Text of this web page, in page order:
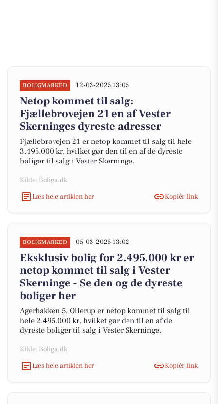
BOLIGMARKED 12-03-2025 13:05
Netop kommet til salg:
Fjællebrovejen 21 en af Vester
Skerninges dyreste adresser
Fjællebrovejen 21 er netop kommet til salg til hele
3.495.000 kr, hvilket gør den til en af de dyreste
boliger til salg i Vester Skerninge.
Kilde: Boliga.dk
Læs hele artiklen her
Kopiér link
BOLIGMARKED 05-03-2025 13:02
Eksklusiv bolig for 2.495.000 kr er
netop kommet til salg i Vester
Skerninge - Se den og de dyreste
boliger her
Agerbakken 5, Ollerup er netop kommet til salg til
hele 2.495.000 kr, hvilket gør den til en af de
dyreste boliger til salg i Vester Skerninge.
Kilde: Boliga.dk
Læs hele artiklen her
Kopiér link